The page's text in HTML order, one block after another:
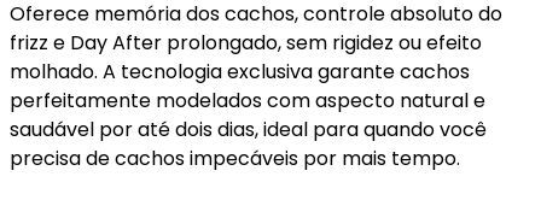
Oferece memória dos cachos, controle absoluto do
frizz e Day After prolongado, sem rigidez ou efeito
molhado. A tecnologia exclusiva garante cachos
perfeitamente modelados com aspecto natural e
saudável por até dois dias, ideal para quando você
precisa de cachos impecáveis por mais tempo.